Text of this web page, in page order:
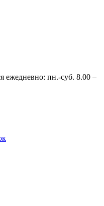
ежедневно: пн.-суб. 8.00 –